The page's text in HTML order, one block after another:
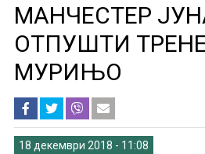
МАНЧЕСТЕР
ОТПУШТИ
МУРИЊО
18 декември 2018 - 11:08